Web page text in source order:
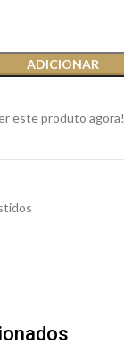
ADICIONAR
este produto agora!